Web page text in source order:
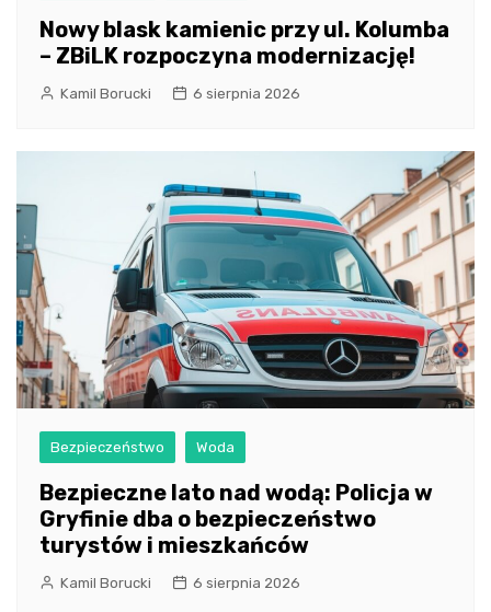
Nowy blask kamienic przy ul. Kolumba
– ZBiLK rozpoczyna modernizację!
Kamil Borucki 6 sierpnia 2026
Bezpieczeństwo Woda
Bezpieczne lato nad wodą: Policja w
Gryfinie dba o bezpieczeństwo
turystów i mieszkańców
Kamil Borucki 6 sierpnia 2026